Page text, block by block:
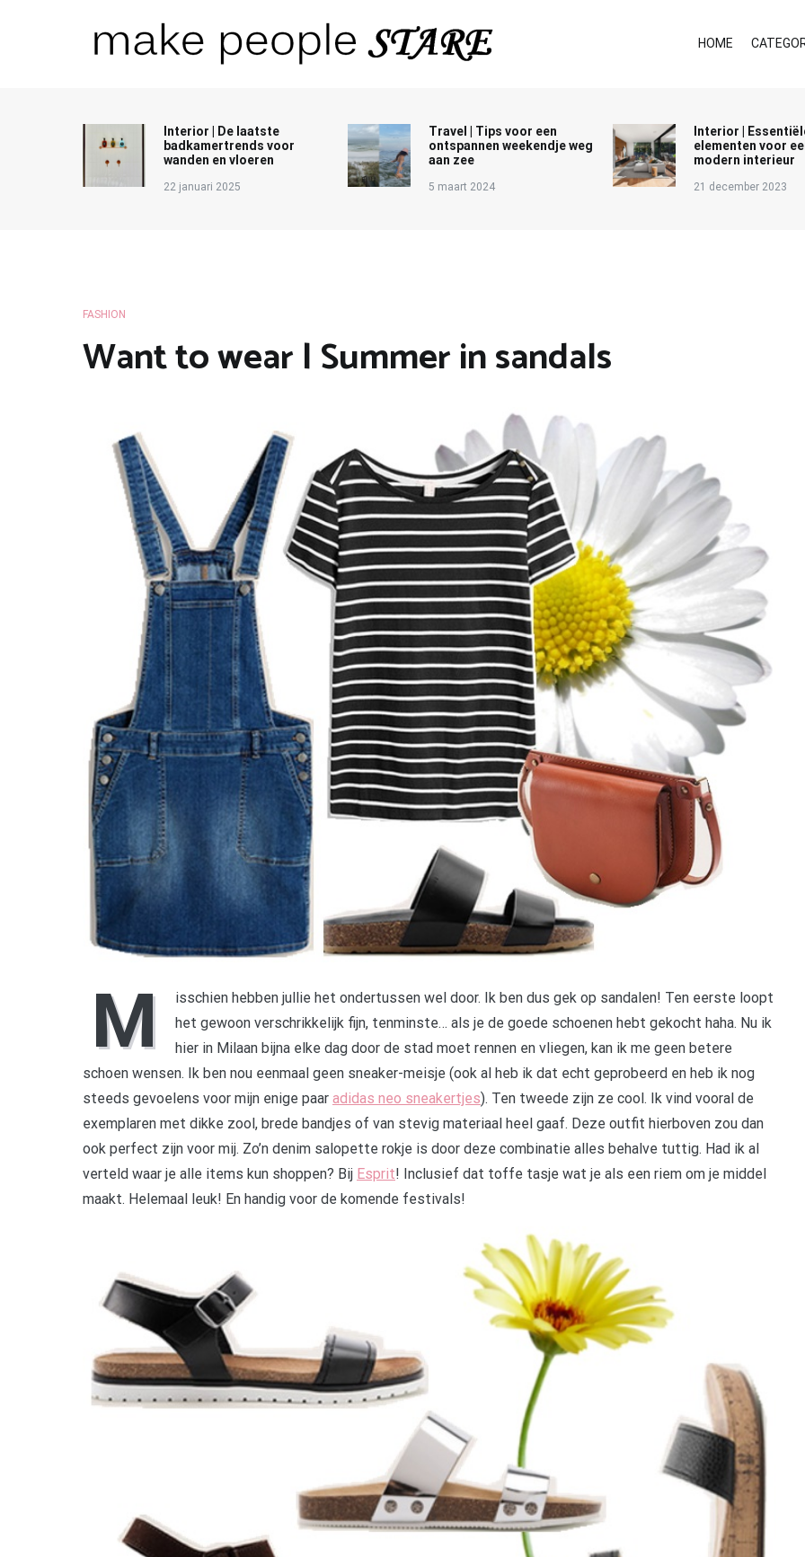
HOME
Interior | De laatste
badkamertrends voor
wanden en vloeren
22 januari 2025
Travel | Tips voor een
ontspannen weekendje weg
aan zee
5 maart 2024
Interior |
elementen voor
modern interieur
21 december 2023
FASHION
Want to wear | Summer in sandals
M
isschien hebben jullie het ondertussen wel door. Ik ben dus gek op sandalen! Ten eerste loopt
het gewoon verschrikkelijk fijn, tenminste… als je de goede schoenen hebt gekocht haha. Nu ik
hier in Milaan bijna elke dag door de stad moet rennen en vliegen, kan ik me geen betere
schoen wensen. Ik ben nou eenmaal geen sneaker-meisje (ook al heb ik dat echt geprobeerd en heb ik nog
steeds gevoelens voor mijn enige paar adidas neo sneakertjes). Ten tweede zijn ze cool. Ik vind vooral de
exemplaren met dikke zool, brede bandjes of van stevig materiaal heel gaaf. Deze outfit hierboven zou dan
ook perfect zijn voor mij. Zo’n denim salopette rokje is door deze combinatie alles behalve tuttig. Had ik al
verteld waar je alle items kun shoppen? Bij Esprit! Inclusief dat toffe tasje wat je als een riem om je middel
maakt. Helemaal leuk! En handig voor de komende festivals!